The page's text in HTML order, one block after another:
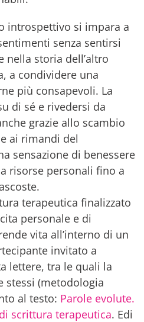
introspettivo si impara a
senza sentirsi
nella storia dell’altro
a condividere una
più consapevoli. La
di sé e rivedersi da
grazie allo scambio
ai rimandi del
sensazione di benessere
risorse personali fino a
terapeutica finalizzato
personale e di
vita all’interno di un
invitato a
lettere, tra le quali la
stessi (metodologia
al testo: Parole evolute.
scrittura terapeutica. Edi